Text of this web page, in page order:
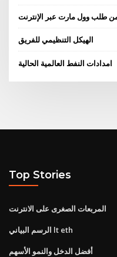
طلب وول مارت عبر الإنترنت
الهيكل التنظيمي للفريق
امدادات النفط العالمية الحالية
Top Stories
المربعات الصغرى على الانترنت
الرسم البياني lt eth
أفضل الدخل والنمو الأسهم